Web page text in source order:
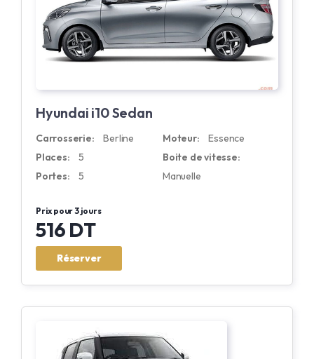
Hyundai i10 Sedan
Carrosserie:
Berline
Places:
5
Portes:
5
Moteur:
Essence
Boite de vitesse:
Manuelle
Prix pour 3 jours
516 DT
Réserver